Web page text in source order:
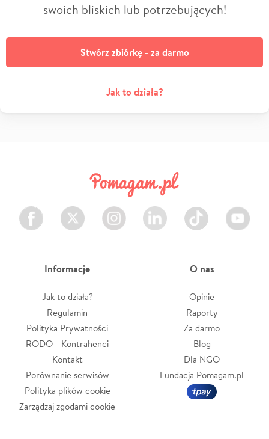
swoich bliskich lub potrzebujących!
Stwórz zbiórkę - za darmo
Jak to działa?
Facebook Twitter Instagram LinkedIn TikTok Youtube
Informacje
Jak to działa?
Regulamin
Polityka Prywatności
RODO - Kontrahenci
Kontakt
Porównanie serwisów
Polityka plików cookie
Zarządzaj zgodami cookie
O nas
Opinie
Raporty
Za darmo
Blog
Dla NGO
Fundacja Pomagam.pl